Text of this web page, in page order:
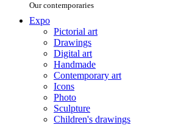
Our contemporaries
Expo
Pictorial art
Drawings
Digital art
Handmade
Contemporary art
Icons
Photo
Sculpture
Children's drawings